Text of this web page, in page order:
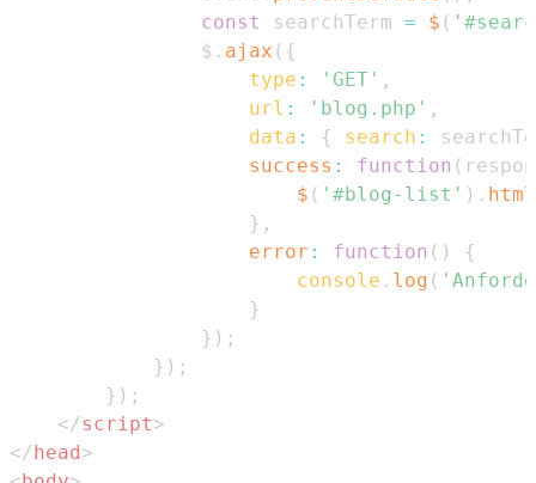
const
searchTerm = $ (
                $
. ajax ( {
type : 'GET' ,
url : 'blog.php' ,
data : { search :
success : function (
$ ( '#blog-list' ) . html
} ,
error : function ( )
{
console . log (
}
} ) ;
} ) ;
} ) ;
</script>
</head>